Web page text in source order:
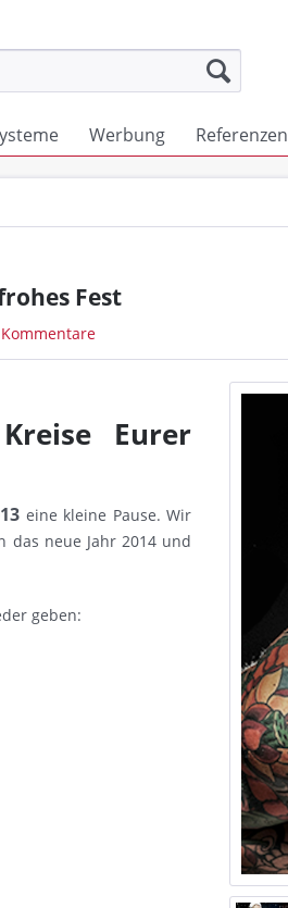
Werbung Referenzen
Fest
Eurer
eine kleine Pause. Wir
das neue Jahr 2014 und
geben: